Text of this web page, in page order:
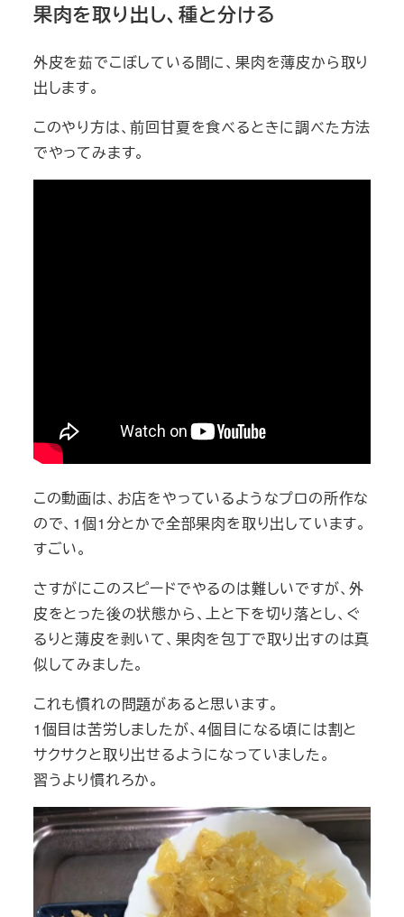
果肉を取り出し、種と分ける
外皮を茹でこぼしている間に、果肉を薄皮から取り
出します。
このやり方は、前回甘夏を食べるときに調べた方法
でやってみます。
この動画は、お店をやっているようなプロの所作な
ので、1個1分とかで全部果肉を取り出しています。
すごい。
さすがにこのスピードでやるのは難しいですが、外
皮をとった後の状態から、上と下を切り落とし、ぐ
るりと薄皮を剥いて、果肉を包丁で取り出すのは真
似してみました。
これも慣れの問題があると思います。
1個目は苦労しましたが、4個目になる頃には割と
サクサクと取り出せるようになっていました。
習うより慣れろか。